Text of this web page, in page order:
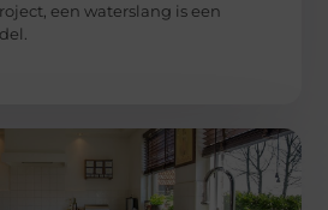
een waterslang is een